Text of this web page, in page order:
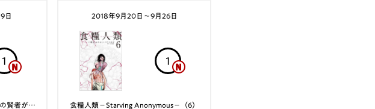
2018年9月20日〜9月26日
1
食糧人類－Starving Anonymous－（6）
日
1
失格紋の最強賢者 ～世界最強の賢者が更に強くなるために転生しました～ 4巻